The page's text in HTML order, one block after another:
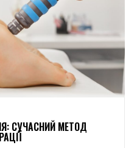
СУЧАСНИЙ МЕТОД